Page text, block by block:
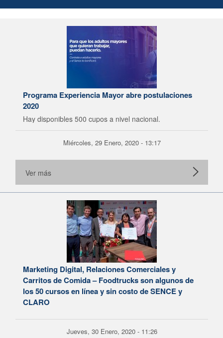
Programa Experiencia Mayor abre postulaciones
2020
Hay disponibles 500 cupos a nivel nacional.
Miércoles, 29 Enero, 2020 - 13:17
Ver más
Marketing Digital, Relaciones Comerciales y
Carritos de Comida – Foodtrucks son algunos de
los 50 cursos en línea y sin costo de SENCE y
CLARO
Jueves, 30 Enero, 2020 - 11:26